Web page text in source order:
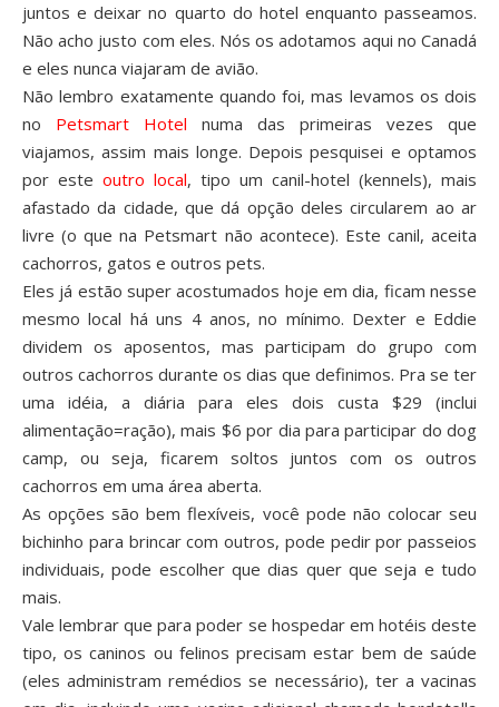
juntos e deixar no quarto do hotel enquanto passeamos.
Não acho justo com eles. Nós os adotamos aqui no Canadá
e eles nunca viajaram de avião.
Não lembro exatamente quando foi, mas levamos os dois
no Petsmart Hotel numa das primeiras vezes que
viajamos, assim mais longe. Depois pesquisei e optamos
por este outro local, tipo um canil-hotel (kennels), mais
afastado da cidade, que dá opção deles circularem ao ar
livre (o que na Petsmart não acontece). Este canil, aceita
cachorros, gatos e outros pets.
Eles já estão super acostumados hoje em dia, ficam nesse
mesmo local há uns 4 anos, no mínimo. Dexter e Eddie
dividem os aposentos, mas participam do grupo com
outros cachorros durante os dias que definimos. Pra se ter
uma idéia, a diária para eles dois custa $29 (inclui
alimentação=ração), mais $6 por dia para participar do dog
camp, ou seja, ficarem soltos juntos com os outros
cachorros em uma área aberta.
As opções são bem flexíveis, você pode não colocar seu
bichinho para brincar com outros, pode pedir por passeios
individuais, pode escolher que dias quer que seja e tudo
mais.
Vale lembrar que para poder se hospedar em hotéis deste
tipo, os caninos ou felinos precisam estar bem de saúde
(eles administram remédios se necessário), ter a vacinas